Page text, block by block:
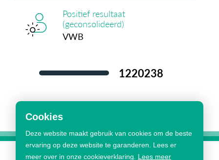
Cookies
Deze website maakt gebruik van cookies om de beste
ervaring op deze website te garanderen. Lees er
meer over in onze cookieverklaring. Lees meer
Positief resultaat
(geconsolideerd)
VWB
1.274.236